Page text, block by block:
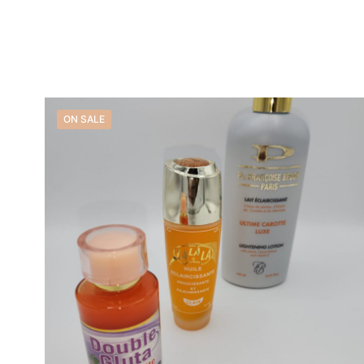
ON SALE